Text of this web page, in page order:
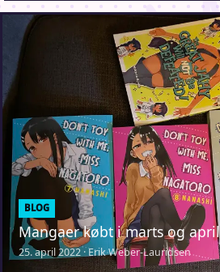
BLOG
Mangaer købt i marts og april
25. april 2022 · Erik Weber-Lauridsen